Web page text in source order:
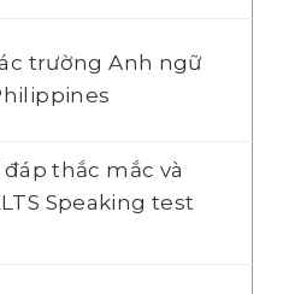
trường Anh ngữ
đáp thắc mắc và
Speaking test